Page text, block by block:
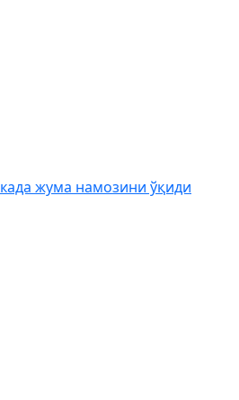
жума намозини ўқиди